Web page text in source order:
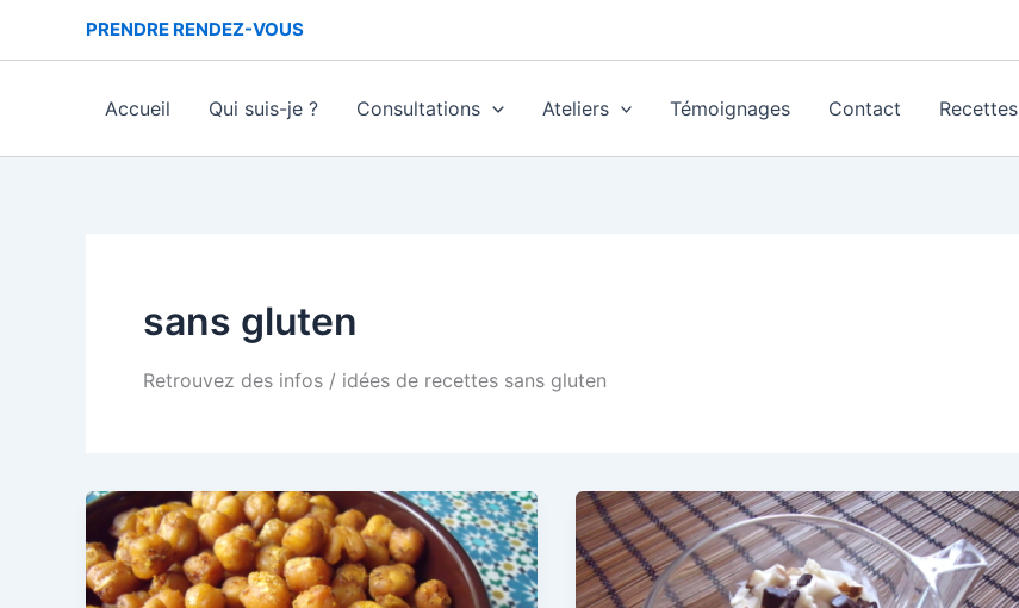
PRENDRE RENDEZ-VOUS
Accueil Qui suis-je ? Consultations Ateliers Témoignages Contact Recettes
sans gluten
Retrouvez des infos / idées de recettes sans gluten